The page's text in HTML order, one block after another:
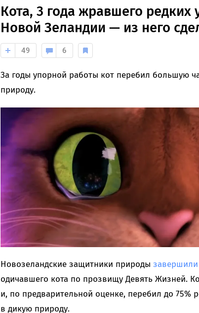
Кота, 3 года жравшего редких
Новой Зеландии — из него
49 6
За годы упорной работы кот перебил большую
природу.
Новозеландские защитники природы завершили
одичавшего кота по прозвищу Девять Жизней.
и, по предварительной оценке, перебил до 75%
в дикую природу.